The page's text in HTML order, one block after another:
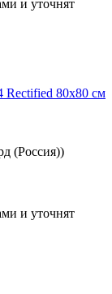
и уточнят
Rectified 80x80 см
(Россия))
и уточнят